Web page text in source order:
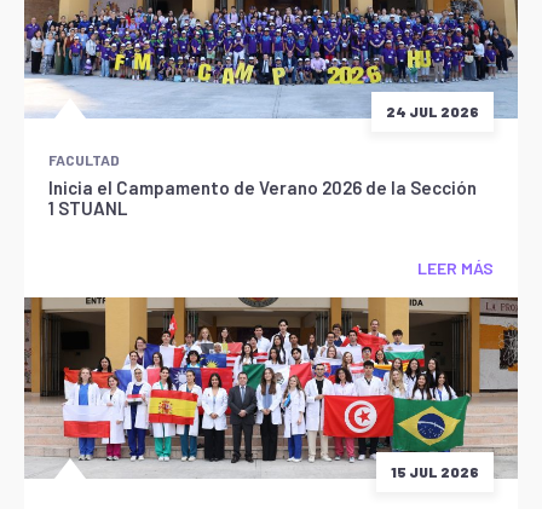
24 JUL 2026
FACULTAD
Inicia el Campamento de Verano 2026 de la Sección
1 STUANL
LEER MÁS
15 JUL 2026